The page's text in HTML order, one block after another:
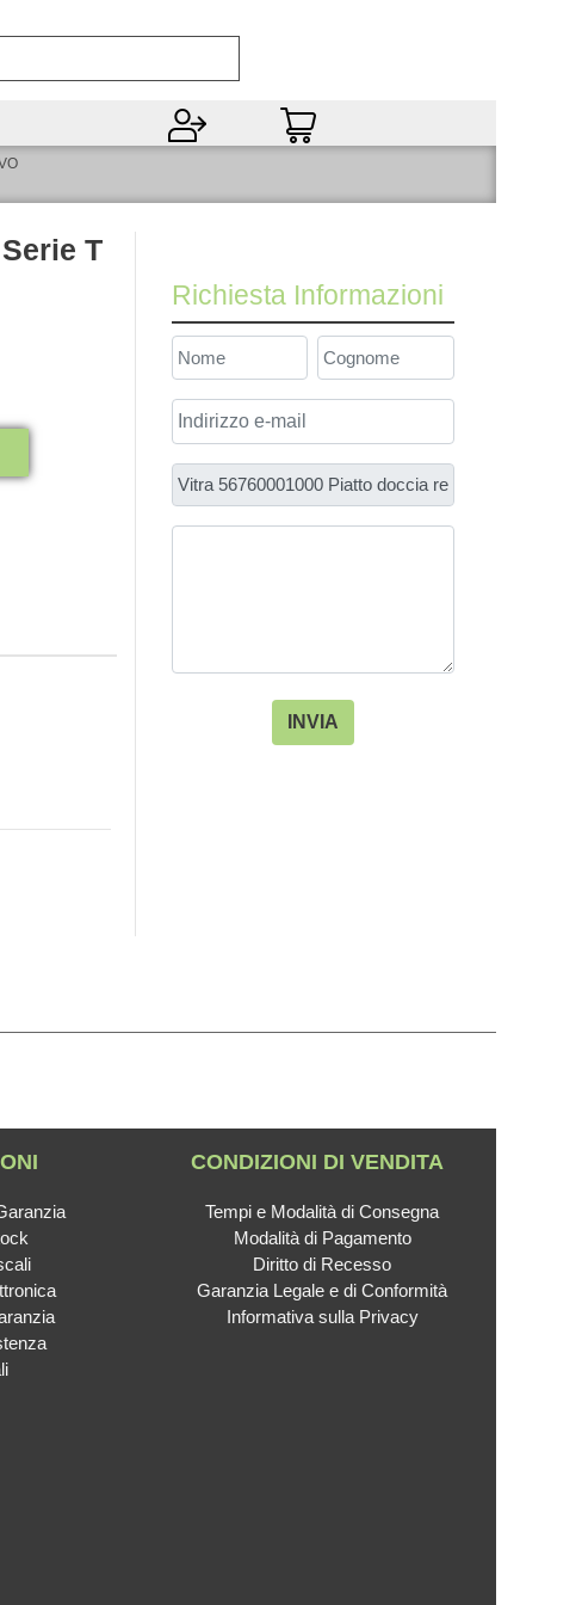
T
Richiesta Informazioni
CONDIZIONI DI VENDITA
Tempi e Modalità di Consegna
Modalità di Pagamento
Diritto di Recesso
Garanzia Legale e di Conformità
Informativa sulla Privacy